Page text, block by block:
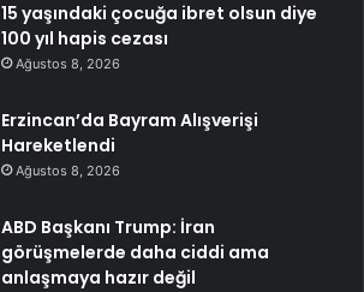
15 yaşındaki çocuğa ibret olsun diye
100 yıl hapis cezası
Ağustos 8, 2026
Erzincan’da Bayram Alışverişi
Hareketlendi
Ağustos 8, 2026
ABD Başkanı Trump: İran
görüşmelerde daha ciddi ama
anlaşmaya hazır değil